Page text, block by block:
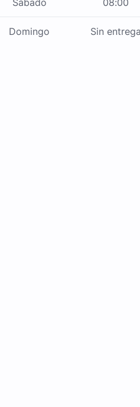
Sábado 08:00
Domingo Sin entrega